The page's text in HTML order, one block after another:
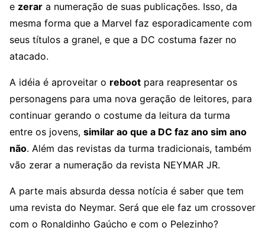
e zerar a numeração de suas publicações. Isso, da
mesma forma que a Marvel faz esporadicamente com
seus títulos a granel, e que a DC costuma fazer no
atacado.
A idéia é aproveitar o reboot para reapresentar os
personagens para uma nova geração de leitores, para
continuar gerando o costume da leitura da turma
entre os jovens, similar ao que a DC faz ano sim ano
não. Além das revistas da turma tradicionais, também
vão zerar a numeração da revista NEYMAR JR.
A parte mais absurda dessa notícia é saber que tem
uma revista do Neymar. Será que ele faz um crossover
com o Ronaldinho Gaúcho e com o Pelezinho?